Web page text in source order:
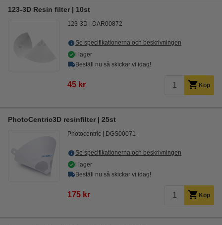
123-3D Resin filter | 10st
123-3D DAR00872
Se specifikationerna och beskrivningen
i lager
Beställ nu så skickar vi idag!
45 kr Köp
PhotoCentric3D resinfilter | 25st
Photocentric DGS00071
Se specifikationerna och beskrivningen
i lager
Beställ nu så skickar vi idag!
175 kr Köp